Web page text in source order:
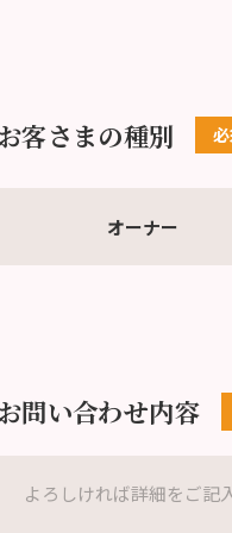
客さまの種別
オーナー
問い合わせ内容